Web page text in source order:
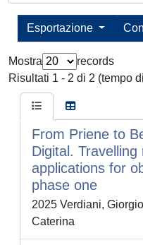
Esportazione
Mostra
records
Risultati 1 - 2 di 2 (tempo
From Priene to
Digital. Travelling
applications for
phase one
2025 Verdiani,
Caterina